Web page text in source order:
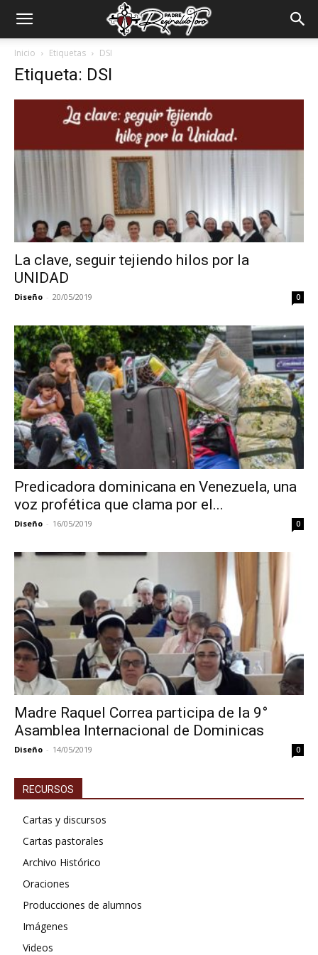
Padre
Reginaldo
Inicio Etiquetas DSI
Etiqueta: DSI
La clave, seguir tejiendo hilos por la
UNIDAD
Diseño - 20/05/2019 0
Predicadora dominicana en Venezuela, una
voz profética que clama por el...
Diseño - 16/05/2019 0
Madre Raquel Correa participa de la 9°
Asamblea Internacional de Dominicas
Diseño - 14/05/2019 0
RECURSOS
Cartas y discursos
Cartas pastorales
Archivo Histórico
Oraciones
Producciones de alumnos
Imágenes
Videos